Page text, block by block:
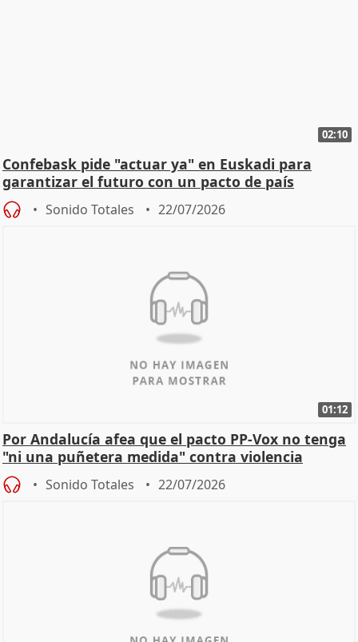
02:10
Confebask pide "actuar ya" en Euskadi para
garantizar el futuro con un pacto de país
Sonido Totales 22/07/2026
01:12
Por Andalucía afea que el pacto PP-Vox no tenga
"ni una puñetera medida" contra violencia
machista
Sonido Totales 22/07/2026